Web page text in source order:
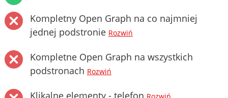
Kompletny Open Graph na co najmniej
jednej podstronie Rozwiń
Kompletne Open Graph na wszystkich
podstronach Rozwiń
Klikalne elementy - telefon